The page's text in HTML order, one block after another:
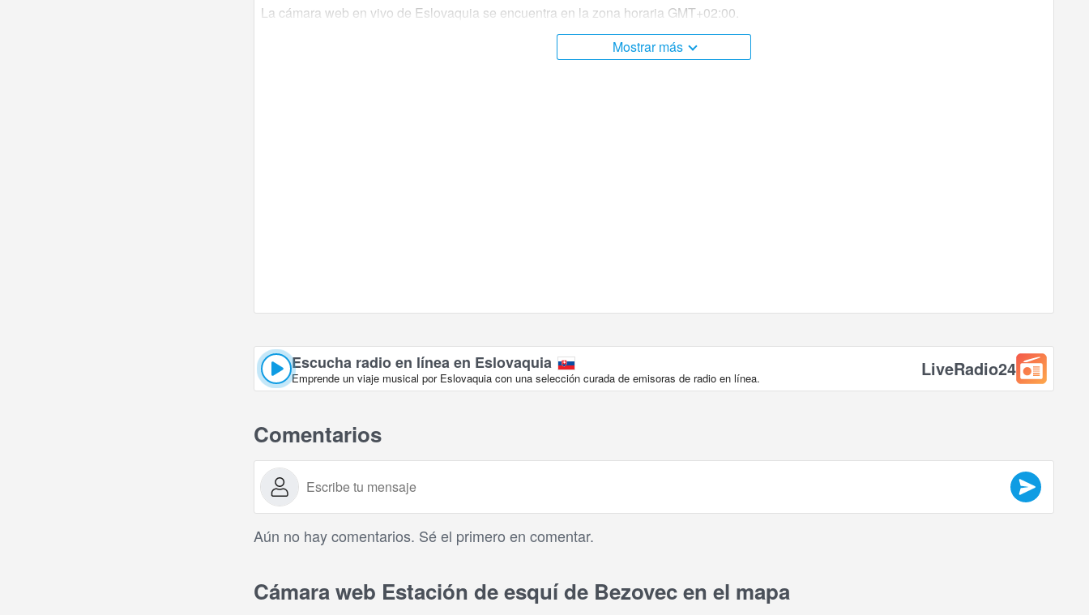
La cámara web en vivo de Eslovaquia se encuentra en la zona horaria GMT+02:00.
Mostrar más
Escucha radio en línea en Eslovaquia
Emprende un viaje musical por Eslovaquia con una selección curada de emisoras de radio en línea. LiveRadio24
Comentarios
Aún no hay comentarios. Sé el primero en comentar.
Cámara web Estación de esquí de Bezovec en el mapa